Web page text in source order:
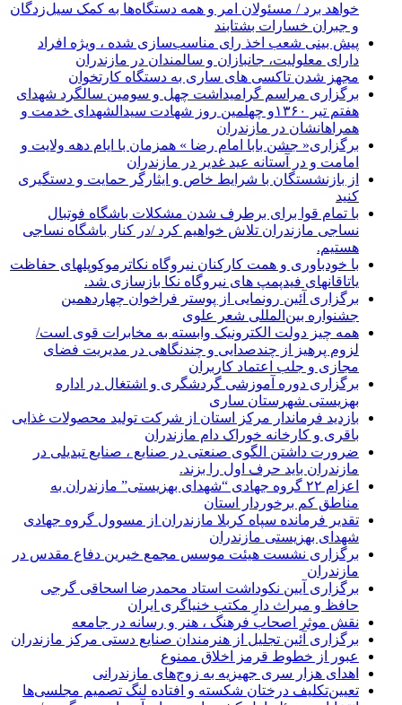
خواهد برد / مسئولان امر و همه دستگاه‌ها به کمک سیل‌زدگان
و جبران خسارات بشتابند
پیش بینی شعب اخذ رای مناسب‌سازی شده ، ویژه افراد
دارای معلولیت، جانبازان و سالمندان در مازندران
مجهز شدن تاکسی های ساری به دستگاه کارتخوان
برگزاری مراسم گرامیداشت چهل و سومین سالگرد شهدای
هفتم تیر ۱۳۶۰و چهلمین روز شهادت سیدالشهدای خدمت و
همراهانشان در مازندران
برگزاری« جشن بابا امام رضا » همزمان با ایام دهه ولایت و
امامت و در آستانه عید غدیر در مازندران
از بازنشستگان با شرایط خاص و ایثارگر حمایت و دستگیری
کنید
با تمام قوا برای برطرف شدن مشکلات باشگاه فوتبال
نساجی مازندران تلاش خواهیم کرد /در کنار باشگاه نساجی
هستیم.
با خودباوری و همت کارکنان نیروگاه نکاترموکوپلهای حفاظت
یاتاقانهای فیدپمپ های نیروگاه نکا بازسازی شد.
برگزاری آئین رونمایی از پوستر فراخوان چهاردهمین
جشنواره بین‌المللی شعر علوی
همه چیز دولت الکترونیک وابسته به مخابرات قوی است/
لزوم پرهیز از چندصدایی و چندنگاهی در مدیریت فضای
مجازی و جلب اعتماد کاربران
برگزاری دوره آموزشی گردشگری و اشتغال در اداره
بهزیستی شهرستان ساری
بازدید فرماندار مرکز استان از شرکت تولید محصولات غذایی
باقری و کارخانه خوراک دام مازندران
ضرورت داشتن الگوی صنعتی در صنایع ، صنایع تبدیلی در
مازندران باید حرف اول را بزند.
اعزام ۲۲ گروه جهادی “شهدای بهزیستی” مازندران به
مناطق کم برخوردار استان
تقدیر فرمانده سپاه کربلا مازندران از مسوول گروه جهادی
شهدای بهزیستی مازندران
برگزاری نشست هیئت موسس مجمع خیرین دفاع مقدس در
مازندران
برگزاری آیین نکوداشت استاد محمدرضا اسحاقی گرجی
حافظ و میراث دارِ مکتب خنیاگری ایران
نقش موثر اصحاب فرهنگ ، هنر و رسانه در جامعه
برگزاری آئین تجلیل از هنرمندان صنایع دستی مرکز مازندران
عبور از خطوط قرمز اخلاق ممنوع
اهدای هزار سری جهیزیه به زوج‌های مازندرانی
تعیین‌تکلیف درختان شکسته و افتاده لنگ تصمیم مجلسی‌ها